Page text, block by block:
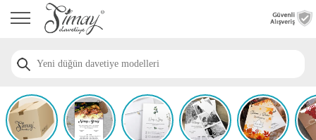
Anasayfa
Davetiye
Nişan
Davetiye
Modelleri